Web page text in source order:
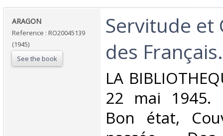
‎ARAGON‎
Reference : RO20045139
(1945)
See the book
‎Servitude et
des Français.‎
‎LA
22 mai 1945.
Bon état,